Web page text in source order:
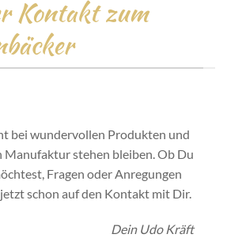
Kontakt zum
bei wundervollen Produkten und
Manufaktur stehen bleiben. Ob Du
Fragen oder Anregungen
schon auf den Kontakt mit Dir.
Dein Udo Kräft